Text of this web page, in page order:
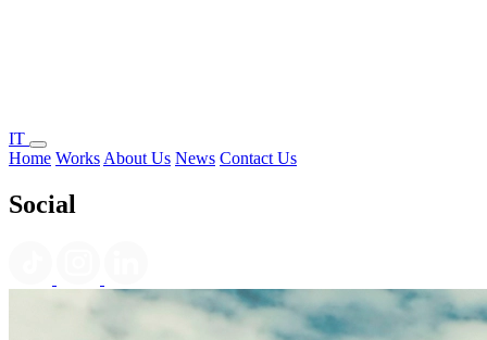
IT
Home Works About Us News Contact Us
Social